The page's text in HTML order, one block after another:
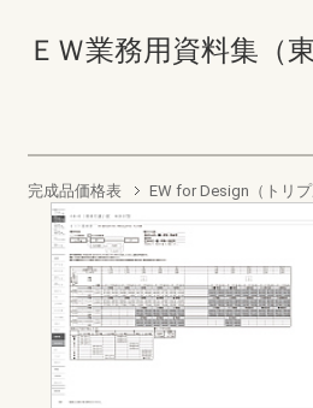
ＥＷ業務用資料集（
完成品価格表 EW for Design（トリ